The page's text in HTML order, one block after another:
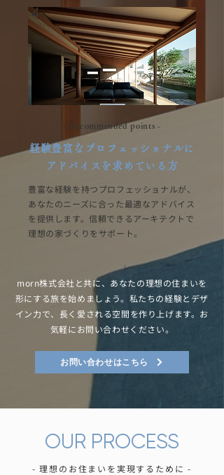
4
- Recommended points -
経験豊富なプロフェッショナルに
アドバイスを求めている方
豊富な経験を持つプロフェッショナルが、
あなたのニーズに合った最適なアドバイス
を提供します。信頼できるアーキテクトで
理想の家づくりをサポート。
morn株式会社と共に、あなたの理想の住まいを
形にする旅を始めましょう。私たちの経験とデザ
イン力で、長く愛される空間を作り上げます。お
気軽にお問い合わせください。
お問い合わせはこちら
OUR PROCESS
- 理想のお住まいを実現するために -